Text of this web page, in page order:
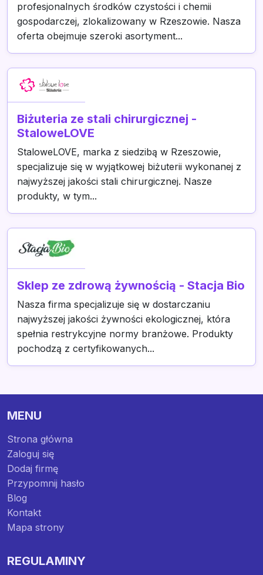
profesjonalnych środków czystości i chemii
gospodarczej, zlokalizowany w Rzeszowie. Nasza
oferta obejmuje szeroki asortyment...
Biżuteria ze stali chirurgicznej -
StaloweLOVE
StaloweLOVE, marka z siedzibą w Rzeszowie,
specjalizuje się w wyjątkowej biżuterii wykonanej z
najwyższej jakości stali chirurgicznej. Nasze
produkty, w tym...
Sklep ze zdrową żywnością - Stacja Bio
Nasza firma specjalizuje się w dostarczaniu
najwyższej jakości żywności ekologicznej, która
spełnia restrykcyjne normy branżowe. Produkty
pochodzą z certyfikowanych...
MENU
Strona główna
Zaloguj się
Dodaj firmę
Przypomnij hasło
Blog
Kontakt
Mapa strony
REGULAMINY